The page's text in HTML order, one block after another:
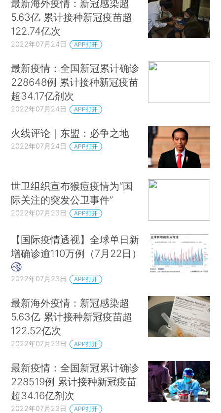
最新海外疫情：新冠感染超
5.63亿 累计接种新冠疫苗超
122.74亿次
2022年07月24日 APP打开
最新疫情：全国新冠累计确诊
228648例 累计接种新冠疫苗
超34.17亿剂次
2022年07月24日 APP打开
火线评论｜东盟：必争之地
2022年07月24日 APP打开
世卫组织宣布猴痘疫情为“国
际关注的突发公卫事件”
2022年07月23日 APP打开
【国际疫情透视】全球单日新
增确诊逾110万例（7月22日）
2022年07月23日 APP打开
最新海外疫情：新冠感染超
5.63亿 累计接种新冠疫苗超
122.52亿次
2022年07月23日 APP打开
最新疫情：全国新冠累计确诊
228519例 累计接种新冠疫苗
超34.16亿剂次
2022年07月23日 APP打开